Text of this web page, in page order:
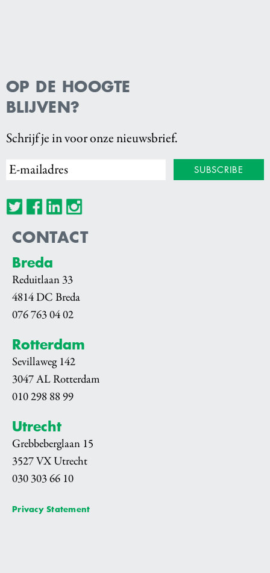
OP DE HOOGTE
BLIJVEN?
Schrijf je in voor onze nieuwsbrief.
CONTACT
Breda
Reduitlaan 33
4814 DC Breda
076 763 04 02
Rotterdam
Sevillaweg 142
3047 AL Rotterdam
010 298 88 99
Utrecht
Grebbeberglaan 15
3527 VX Utrecht
030 303 66 10
Privacy Statement